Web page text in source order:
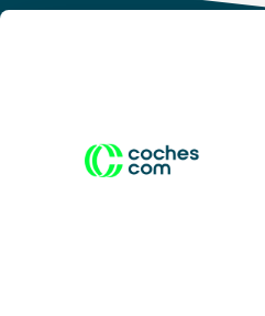
Conduce tu
desata tu